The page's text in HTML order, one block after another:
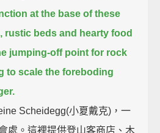
at the base of these
rustic beds and hearty food
jumping-off point for rock
to scale the foreboding
Scheidegg(小夏戴克)，一
處。這裡提供登山客商店、木